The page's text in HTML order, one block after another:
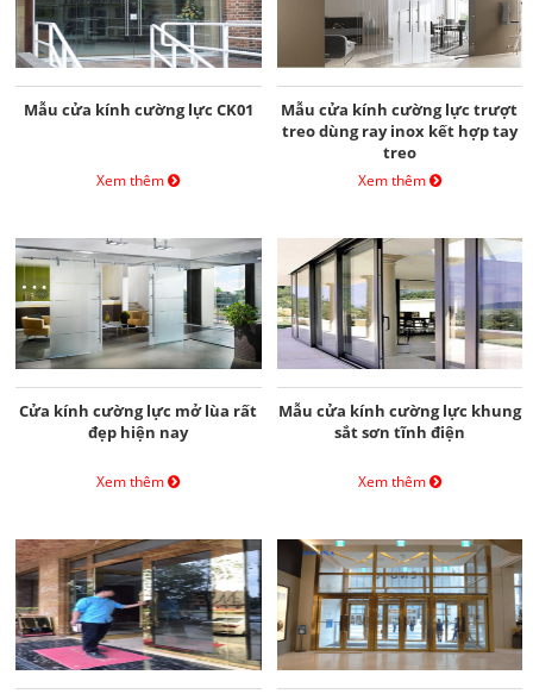
Mẫu cửa kính cường lực CK01
Xem thêm
Mẫu cửa kính cường lực trượt
treo dùng ray inox kết hợp tay
treo
Xem thêm
Cửa kính cường lực mở lùa rất
đẹp hiện nay
Xem thêm
Mẫu cửa kính cường lực khung
sắt sơn tĩnh điện
Xem thêm